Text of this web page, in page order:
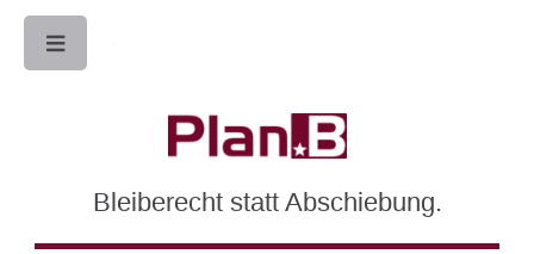
Bleiberecht statt Abschiebung.